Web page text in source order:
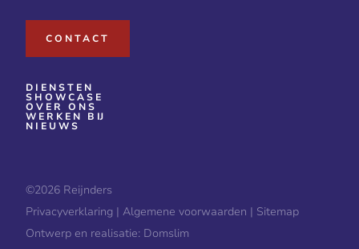
CONTACT
DIENSTEN
SHOWCASE
OVER ONS
WERKEN BIJ
NIEUWS
©2026 Reijnders
Privacyverklaring | Algemene voorwaarden | Sitemap
Ontwerp en realisatie: Domslim